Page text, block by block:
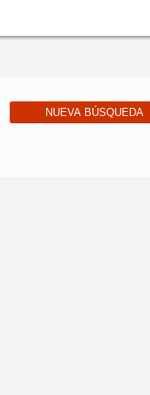
NUEVA BÚSQUEDA